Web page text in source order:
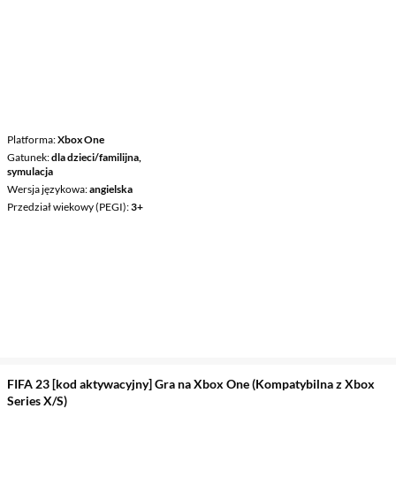
Platforma Xbox One
Gatunek dla dzieci/familijna,
symulacja
Wersja językowa angielska
Przedział wiekowy (PEGI) 3+
FIFA 23 [kod aktywacyjny] Gra na Xbox One (Kompatybilna z Xbox
Series X/S)